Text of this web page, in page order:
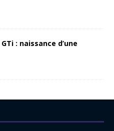
: naissance d’une